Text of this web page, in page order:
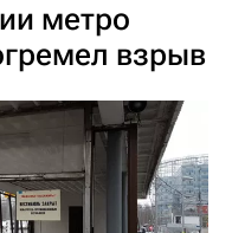
метро
взрыв